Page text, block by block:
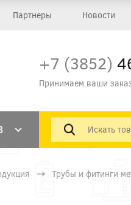
Партнеры Новости
+7 (3852)
Принимаем ваши
Трубы и фитинги